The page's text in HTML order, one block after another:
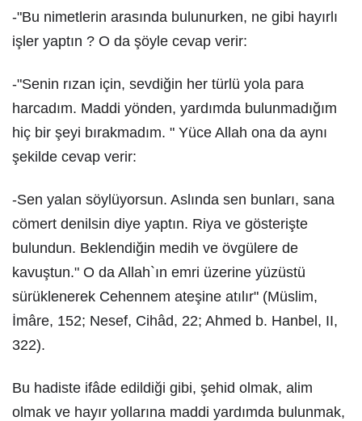
-"Bu nimetlerin arasında bulunurken, ne gibi hayırlı
işler yaptın ? O da şöyle cevap verir:
-"Senin rızan için, sevdiğin her türlü yola para
harcadım. Maddi yönden, yardımda bulunmadığım
hiç bir şeyi bırakmadım. " Yüce Allah ona da aynı
şekilde cevap verir:
-Sen yalan söylüyorsun. Aslında sen bunları, sana
cömert denilsin diye yaptın. Riya ve gösterişte
bulundun. Beklendiğin medih ve övgülere de
kavuştun." O da Allah`ın emri üzerine yüzüstü
sürüklenerek Cehennem ateşine atılır" (Müslim,
İmâre, 152; Nesef, Cihâd, 22; Ahmed b. Hanbel, II,
322).
Bu hadiste ifâde edildiği gibi, şehid olmak, alim
olmak ve hayır yollarına maddi yardımda bulunmak,